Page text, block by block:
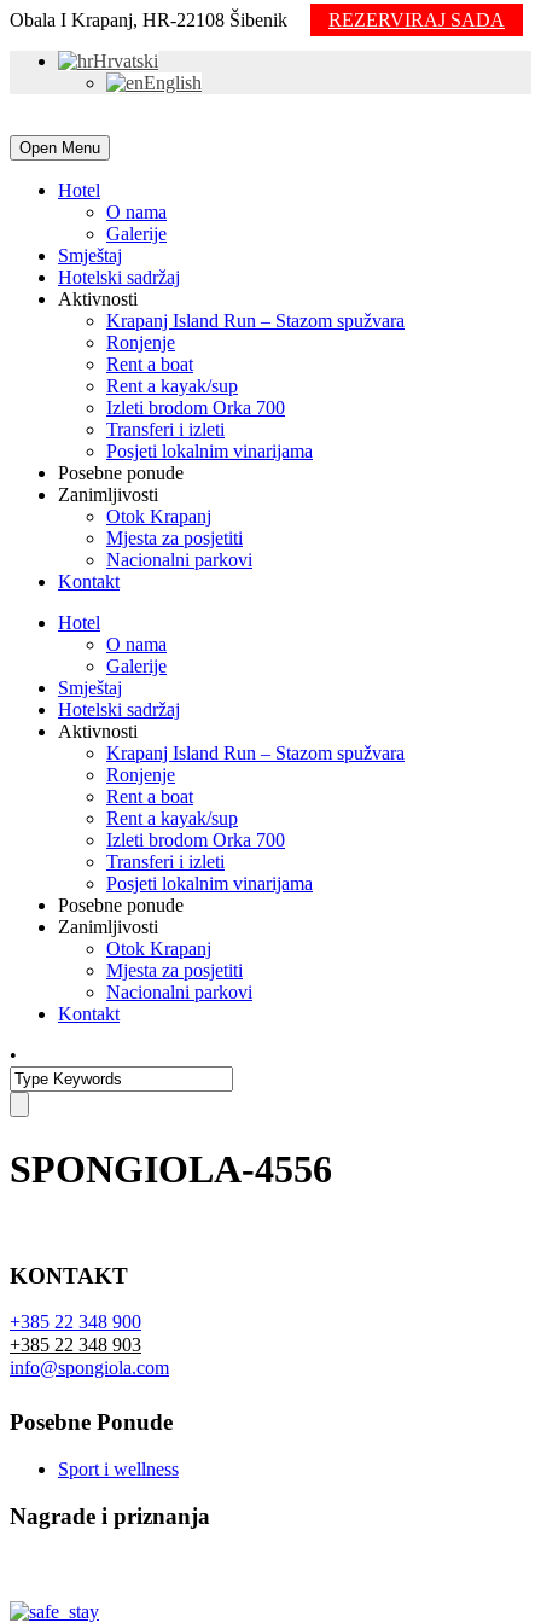
Obala I Krapanj, HR-22108 Šibenik
REZERVIRAJ SADA
Hrvatski
English
Open Menu
Hotel
O nama
Galerije
Smještaj
Hotelski sadržaj
Aktivnosti
Krapanj Island Run – Stazom spužvara
Ronjenje
Rent a boat
Rent a kayak/sup
Izleti brodom Orka 700
Transferi i izleti
Posjeti lokalnim vinarijama
Posebne ponude
Zanimljivosti
Otok Krapanj
Mjesta za posjetiti
Nacionalni parkovi
Kontakt
Hotel
O nama
Galerije
Smještaj
Hotelski sadržaj
Aktivnosti
Krapanj Island Run – Stazom spužvara
Ronjenje
Rent a boat
Rent a kayak/sup
Izleti brodom Orka 700
Transferi i izleti
Posjeti lokalnim vinarijama
Posebne ponude
Zanimljivosti
Otok Krapanj
Mjesta za posjetiti
Nacionalni parkovi
Kontakt
•
SPONGIOLA-4556
KONTAKT
+385 22 348 900
+385 22 348 903
info@spongiola.com
Posebne Ponude
Sport i wellness
Nagrade i priznanja